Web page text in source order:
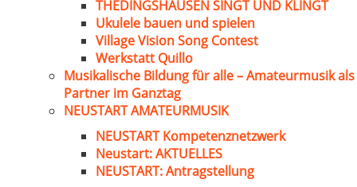
THEDINGSHAUSEN SINGT UND KLINGT
Ukulele bauen und spielen
Village Vision Song Contest
Werkstatt Quillo
Musikalische Bildung für alle – Amateurmusik als
Partner im Ganztag
NEUSTART AMATEURMUSIK
NEUSTART Kompetenznetzwerk
Neustart: AKTUELLES
NEUSTART: Antragstellung